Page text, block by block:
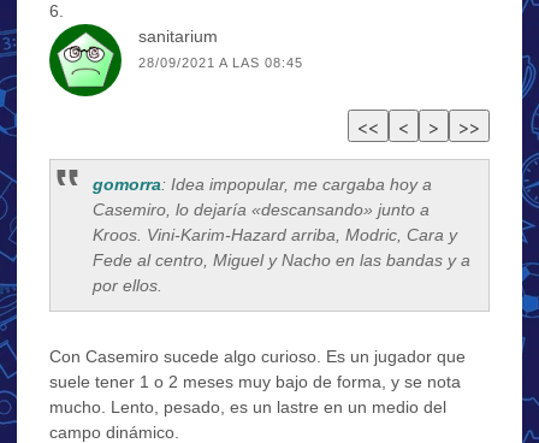
sanitarium
28/09/2021 A LAS 08:45
gomorra: Idea impopular, me cargaba hoy a
Casemiro, lo dejaría «descansando» junto a
Kroos. Vini-Karim-Hazard arriba, Modric, Cara y
Fede al centro, Miguel y Nacho en las bandas y a
por ellos.
Con Casemiro sucede algo curioso. Es un jugador que
suele tener 1 o 2 meses muy bajo de forma, y se nota
mucho. Lento, pesado, es un lastre en un medio del
campo dinámico.